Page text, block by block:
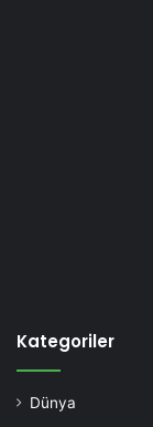
Kategoriler
Dünya